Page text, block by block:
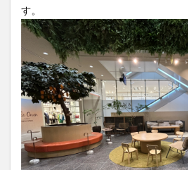
す。
話題
豊後大野 豊後大野市
買い物
車 農業文化公園
鉄道ジオラマ
閉店 閉院
開店閉店まとめ
開院 韓国
音楽
飛行機 飲み物
検索